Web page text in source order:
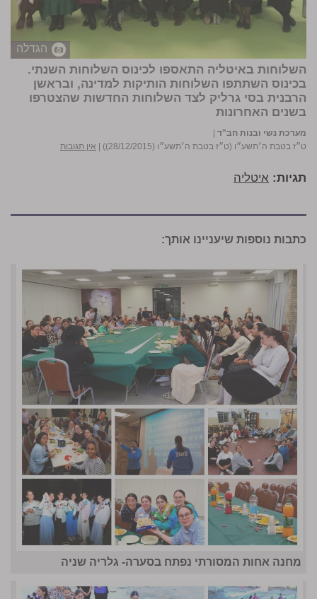
הגדלה
השלוחות באיטליה התאספו לכינוס השלוחות השנתי.
בכינוס השתתפו השלוחות הותיקות למדינה, ובראשן
הרבנית בסי גרליק לצד השלוחות החדשות שהצטרפו
בשנים האחרונות
מערכת נשי ובנות חב"ד
ט״ז בטבת ה׳תשע״ו (ט״ז בטבת ה׳תשע״ו (28/12/2015))
אין תגובות
תגיות: איטליה
כתבות נוספות שיעניינו אותך:
מחנה אחות המסורתי נפתח בסערה- גלריה שניה